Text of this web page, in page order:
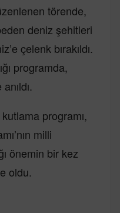
törende,
deniz şehitleri
çelenk bırakıldı.
programda,
programı,
milli
önemin bir kez
oldu.